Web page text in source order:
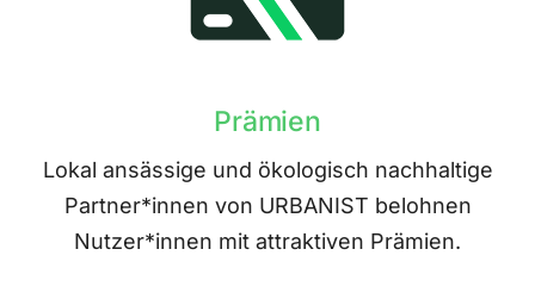
Prämien
Lokal ansässige und ökologisch nachhaltige
Partner*innen von URBANIST belohnen
Nutzer*innen mit attraktiven Prämien.